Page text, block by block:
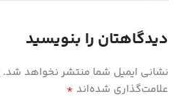
دیدگاهتان را بنویسید
نشانی ایمیل شما منتشر نخواهد شد.
علامت‌گذاری شده‌اند *